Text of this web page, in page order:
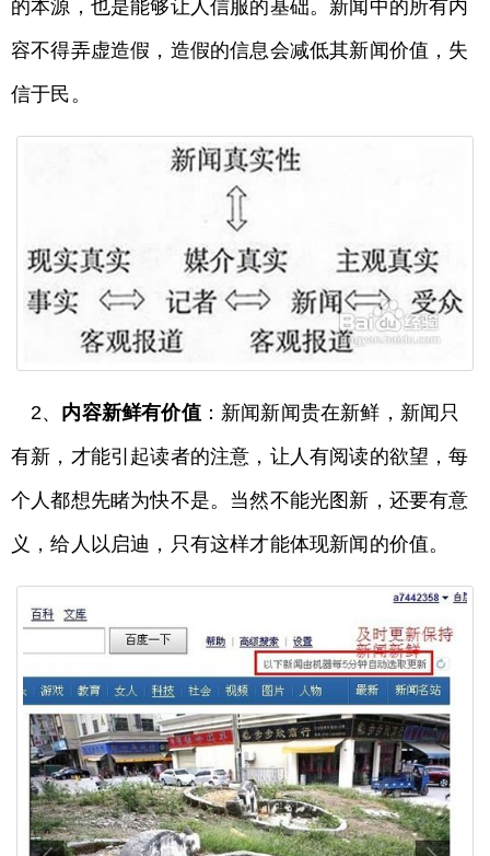
的本源，也是能够让人信服的基础。新闻中的所有内
容不得弄虚造假，造假的信息会减低其新闻价值，失
信于民。
2、 内容新鲜有价值：新闻新闻贵在新鲜，新闻只
有新，才能引起读者的注意，让人有阅读的欲望，每
个人都想先睹为快不是。当然不能光图新，还要有意
义，给人以启迪，只有这样才能体现新闻的价值。